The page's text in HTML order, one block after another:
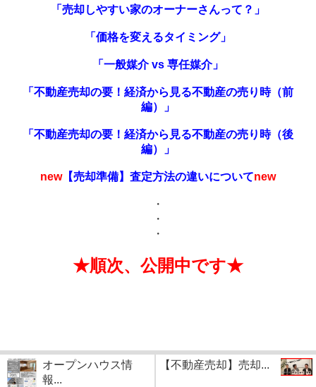
「売却しやすい家のオーナーさんって？」
「価格を変えるタイミング」
「一般媒介 vs 専任媒介」
「不動産売却の要！経済から見る不動産の売り時（前
編）」
「不動産売却の要！経済から見る不動産の売り時（後
編）」
new【売却準備】査定方法の違いについてnew
・
・
・
★順次、公開中です★
オープンハウス情
報...
【不動産売却】売却...